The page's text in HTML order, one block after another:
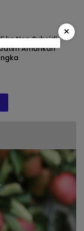
ke Non Subsidi
Amankan
×